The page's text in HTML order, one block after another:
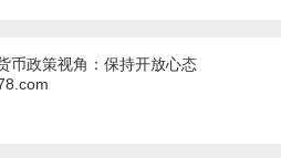
币政策视角：保持开放心态